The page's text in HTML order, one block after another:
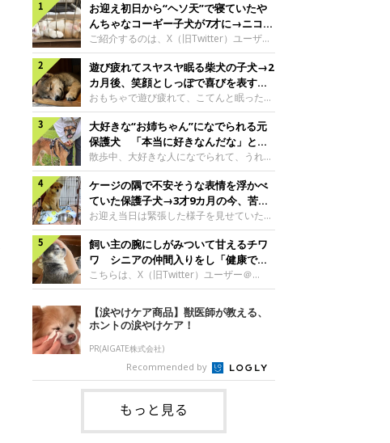
お迎え初日から“ヘソ天”で寝ていたや
んちゃなコーギー子犬が7才に→ニコニ
コ“コーギースマイル”が魅力のコに成
長！
ご紹介するのは、X（旧Twitter）ユーザー
＠Kus1oKg2vsgdWS2さんの愛犬でウェル
シュ・コーギー・ペンブロークの神楽ちゃ
ん。今年の8月で7才になるという神楽ちゃ
んですが、いったいどんな子犬時代を過ご
したのでしょうか。今回は、神楽ちゃんの
成長を飼い主さんと振り返ります！神楽ち
ゃんの成長について聞いた！お迎えから数
日後の神楽ちゃん（撮影時生後2カ月）＠
Kus1oKg2vsgdWS2――お迎え当初の神楽
ちゃんの様子について教えてください。飼
い主さん： 「お迎え当日から“ヘソ天”で寝
るようなコでし
遊び疲れてスヤスヤ眠る柴犬の子犬→2
カ月後、笑顔としっぽで喜びを表すコ
に成長！
おもちゃで遊び疲れて、こてんと眠った子
犬。あれから2カ月、表情や行動にさまざ
まな変化が見られるようになりました。遊
び疲れて眠る生後2カ月のなっちゃん遊び
疲れた様子のなっちゃん。@Pkndg_紹介
するのは、X（旧Twitter）ユーザー
@Pkndg_さんの愛犬・なっちゃん（取材
時、生後4カ月／柴犬）。こちらの写真
は、なっちゃんが生後2カ月のころに撮影
された一枚です。この日、なっちゃんは家
族と一緒におもちゃで遊んでいました。た
くさん遊んで疲れたのか、その後は眠り始
めたそうです。眠るなっちゃん。
@Pkndg_
大好きな“お姉ちゃん”になでられる元
保護犬 「本当に好きなんだな」と感
じる表情にほっこり
散歩中、大好きな人になでられて、うれし
そうな表情を見せる元保護犬。甘えるよう
な姿に、見ているこちらまでほっこりしま
す。大好きな“お姉ちゃん”に甘える小次郎
くん妹さんになでてもらい、うれしそうな
表情を見せる小次郎くん（2026年6月撮
影）。@mika_Jimmy紹介するのは、X（旧
Twitter）ユーザー@mika_Jimmyさんの愛
犬・小次郎くん（撮影時5才）。こちら
は、飼い主さんの妹さんと一緒に散歩をし
日、飼い主さんは実家から自宅へ帰る途
中、妹さんと公園で待ち合わせ
ケージの隅で不安そうな表情を浮かべ
ていた保護子犬→3才9カ月の今、苦手
を克服し頼もしいコに成長！
お迎え当日は緊張した様子を見せていた元
野犬の保護子犬。あれから約3年半、苦手
だったことを一つひとつ克服し、家族に寄
り添う姿を見せています。お迎え当日、ケ
ージの隅で不安そうにお迎え当日のシルビ
アちゃん。@nemonemotos今回紹介する
のは、X（旧Twitter）ユーザー
@nemonemotosさんの愛犬・シルビアち
ゃん（撮影当時、生後推定2カ月）。飼い
主さんが「#最初に撮った一枚」として投
稿した写真には、ケージの隅で不安そうな
表情を浮かべるシルビアちゃんの姿が写っ
ていました。こちらは、保護犬だったシル
飼い主の腕にしがみついて甘えるチワ
ワ シニアの仲間入りをし「健康で穏
やかな暮らしが続いてほしい」と願う
こちらは、X（旧Twitter）ユーザー＠
kotubusuke617さんが投稿した写真。写
っているのは、愛犬でチワワのつぶしゃん
（本名：こつぶちゃん）です。飼い主さん
の腕にしがみつくつぶしゃん（撮影時6
才）＠kotubusuke617撮影当時の状況に
ついて伺うと、飼い主さんはこう教えてく
れました。飼い主さん： 「ある休日のこ
とです。私がソファに座った途端にひざの
上にのってきたので、そのままなでながら
テレビを見ていたのですが、微動だにしな
いので気になって見てみると、腕にしがみ
【涙やけケア商品】獣医師が教える、
ホントの涙やけケア！
PR(AIGATE株式会社)
Recommended by
もっと見る